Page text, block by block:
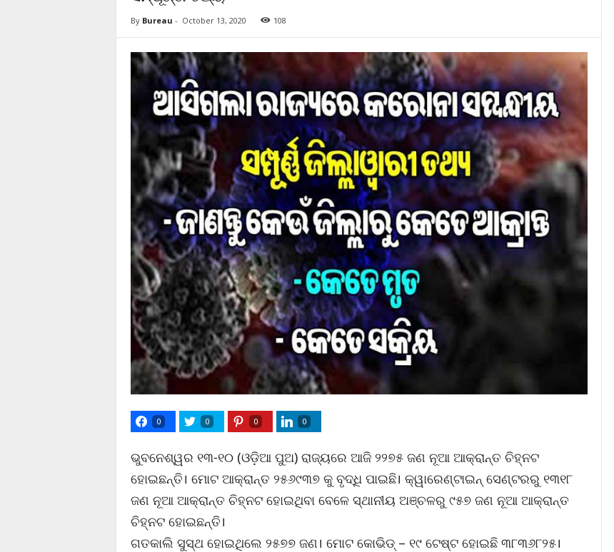
By Bureau - October 13, 2020 108
0 0 0 0
ଭୁବନେଶ୍ୱର ୧୩-୧୦ (ଓଡ଼ିଆ ପୁଅ) ରାଜ୍ୟରେ ଆଜି ୨୨୭୫ ଜଣ ନୂଆ ଆକ୍ରାନ୍ତ ଚିହ୍ନଟ
ହୋଇଛନ୍ତି। ମୋଟ ଆକ୍ରାନ୍ତ ୨୫୬୯୩୭ କୁ ବୃଦ୍ଧି ପାଇଛି। କ୍ୱାରେଣ୍ଟାଇନ୍ ସେଣ୍ଟରରୁ ୧୩୧୮
ଜଣ ନୂଆ ଆକ୍ରାନ୍ତ ଚିହ୍ନଟ ହୋଇଥିବା ବେଳେ ସ୍ଥାନୀୟ ଅଞ୍ଚଳରୁ ୯୫୭ ଜଣ ନୂଆ ଆକ୍ରାନ୍ତ
ଚିହ୍ନଟ ହୋଇଛନ୍ତି।
ଗତକାଲି ସୁସ୍ଥ ହୋଇଥିଲେ ୨୫୭୭ ଜଣ। ମୋଟ କୋଭିଡ୍ – ୧୯ ଟେଷ୍ଟ ହୋଇଛି ୩୮୩୬୮୨୫।